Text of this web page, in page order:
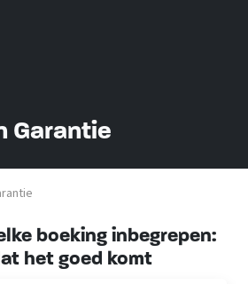
Garantie
boeking inbegrepen:
het goed komt